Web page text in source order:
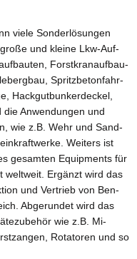
viele Son­der­lö­sun­gen
und klei­ne Lkw-Auf­
Forst­kran­auf­bau­
Spritz­be­ton­fahr­
Hack­gut­bun­ker­de­ckel,
die An­wen­dun­gen und
wie z.B. Wehr und Sand­
Wei­ters ist
ge­sam­ten Equip­ments für
welt­weit. Er­gänzt wird das
und Ver­trieb von Ben­
Ab­ge­run­det wird das
wie z.B. Mi­
Ro­ta­to­ren und so